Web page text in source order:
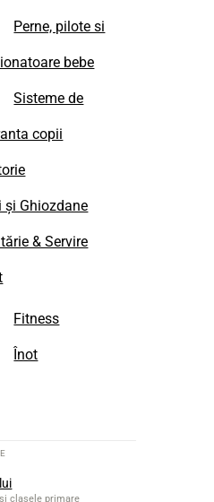
Perne, pilote si
bebe
Sisteme de
copii
și Ghiozdane
& Servire
Fitness
Înot
clasele primare